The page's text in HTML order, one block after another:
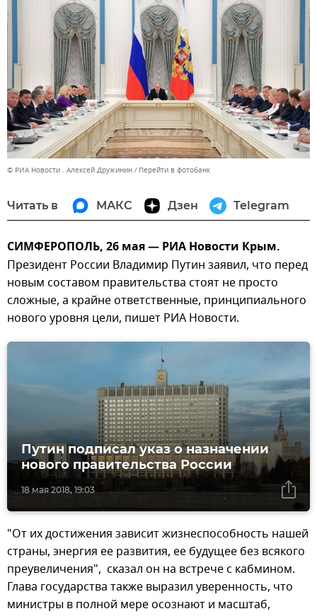
© РИА Новости . Алексей Дружинин Перейти в фотобанк
Читать в МАКС Дзен Telegram
СИМФЕРОПОЛЬ, 26 мая — РИА Новости Крым.
Президент России Владимир Путин заявил, что перед
новым составом правительства стоят не просто
сложные, а крайне ответственные, принципиального
нового уровня цели, пишет РИА Новости.
18 мая 2018, 19:03
Путин подписал указ о назначении
нового правительства России
"От их достижения зависит жизнеспособность нашей
страны, энергия ее развития, ее будущее без всякого
преувеличения", сказал он на встрече с кабмином.
Глава государства также выразил уверенность, что
министры в полной мере осознают и масштаб,